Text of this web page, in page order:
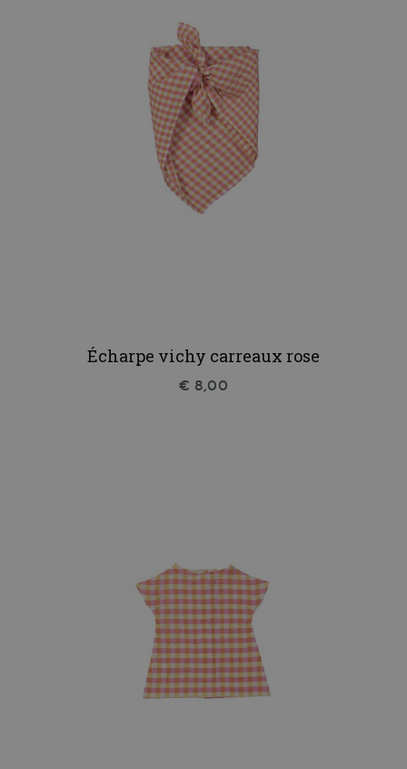
Écharpe vichy carreaux rose
€ 8,00